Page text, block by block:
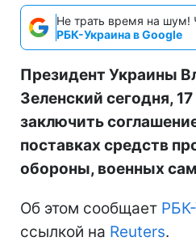
Не трать время на шум!
РБК-Украина в Google
Президент Украины
Зеленский сегодня,
заключить
поставках средств
обороны, военных
Об этом сообщает
ссылкой на Reuters.